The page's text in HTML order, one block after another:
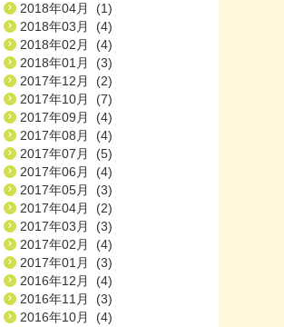
2018年04月 (1)
2018年03月 (4)
2018年02月 (4)
2018年01月 (3)
2017年12月 (2)
2017年10月 (7)
2017年09月 (4)
2017年08月 (4)
2017年07月 (5)
2017年06月 (4)
2017年05月 (3)
2017年04月 (2)
2017年03月 (3)
2017年02月 (4)
2017年01月 (3)
2016年12月 (4)
2016年11月 (3)
2016年10月 (4)